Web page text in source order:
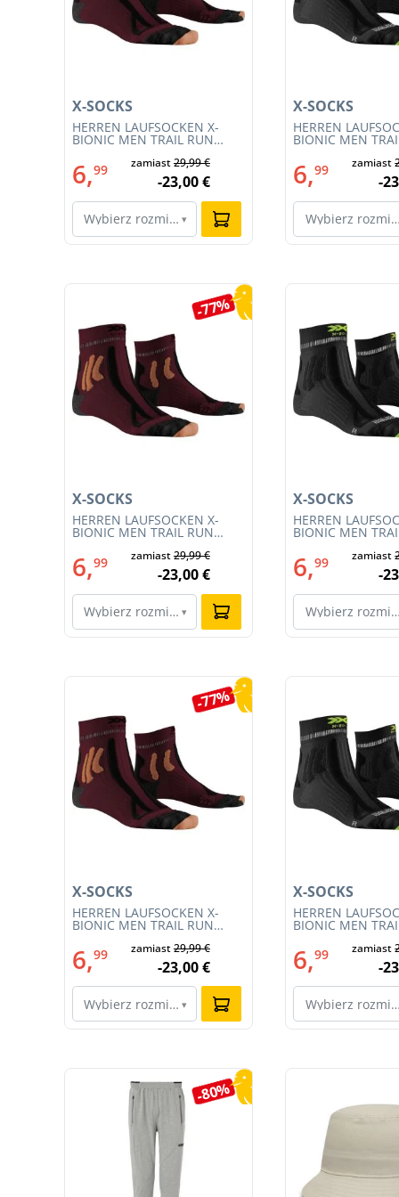
HERREN LAUFSOCKEN X-
BIONIC MEN TRAIL RUN
R019)
X-SOCKS
6,99 zamiast29,99 €
-23,00 €
Wybierz rozmiar…
▾
HERREN
BIONIC MEN
011)
X-SOCKS
6,99 zamiast
-
Wybierz
Pomiń galerię produktów
-77%
HERREN LAUFSOCKEN X-
BIONIC MEN TRAIL RUN
R019)
X-SOCKS
6,99 zamiast29,99 €
-23,00 €
Wybierz rozmiar…
▾
HERREN
BIONIC MEN
011)
X-SOCKS
6,99 zamiast
-
Wybierz
Pomiń galerię produktów
-77%
HERREN LAUFSOCKEN X-
BIONIC MEN TRAIL RUN
R019)
X-SOCKS
6,99 zamiast29,99 €
-23,00 €
Wybierz rozmiar…
▾
HERREN
BIONIC MEN
011)
X-SOCKS
6,99 zamiast
-
Wybierz
Pomiń galerię produktów
-80%